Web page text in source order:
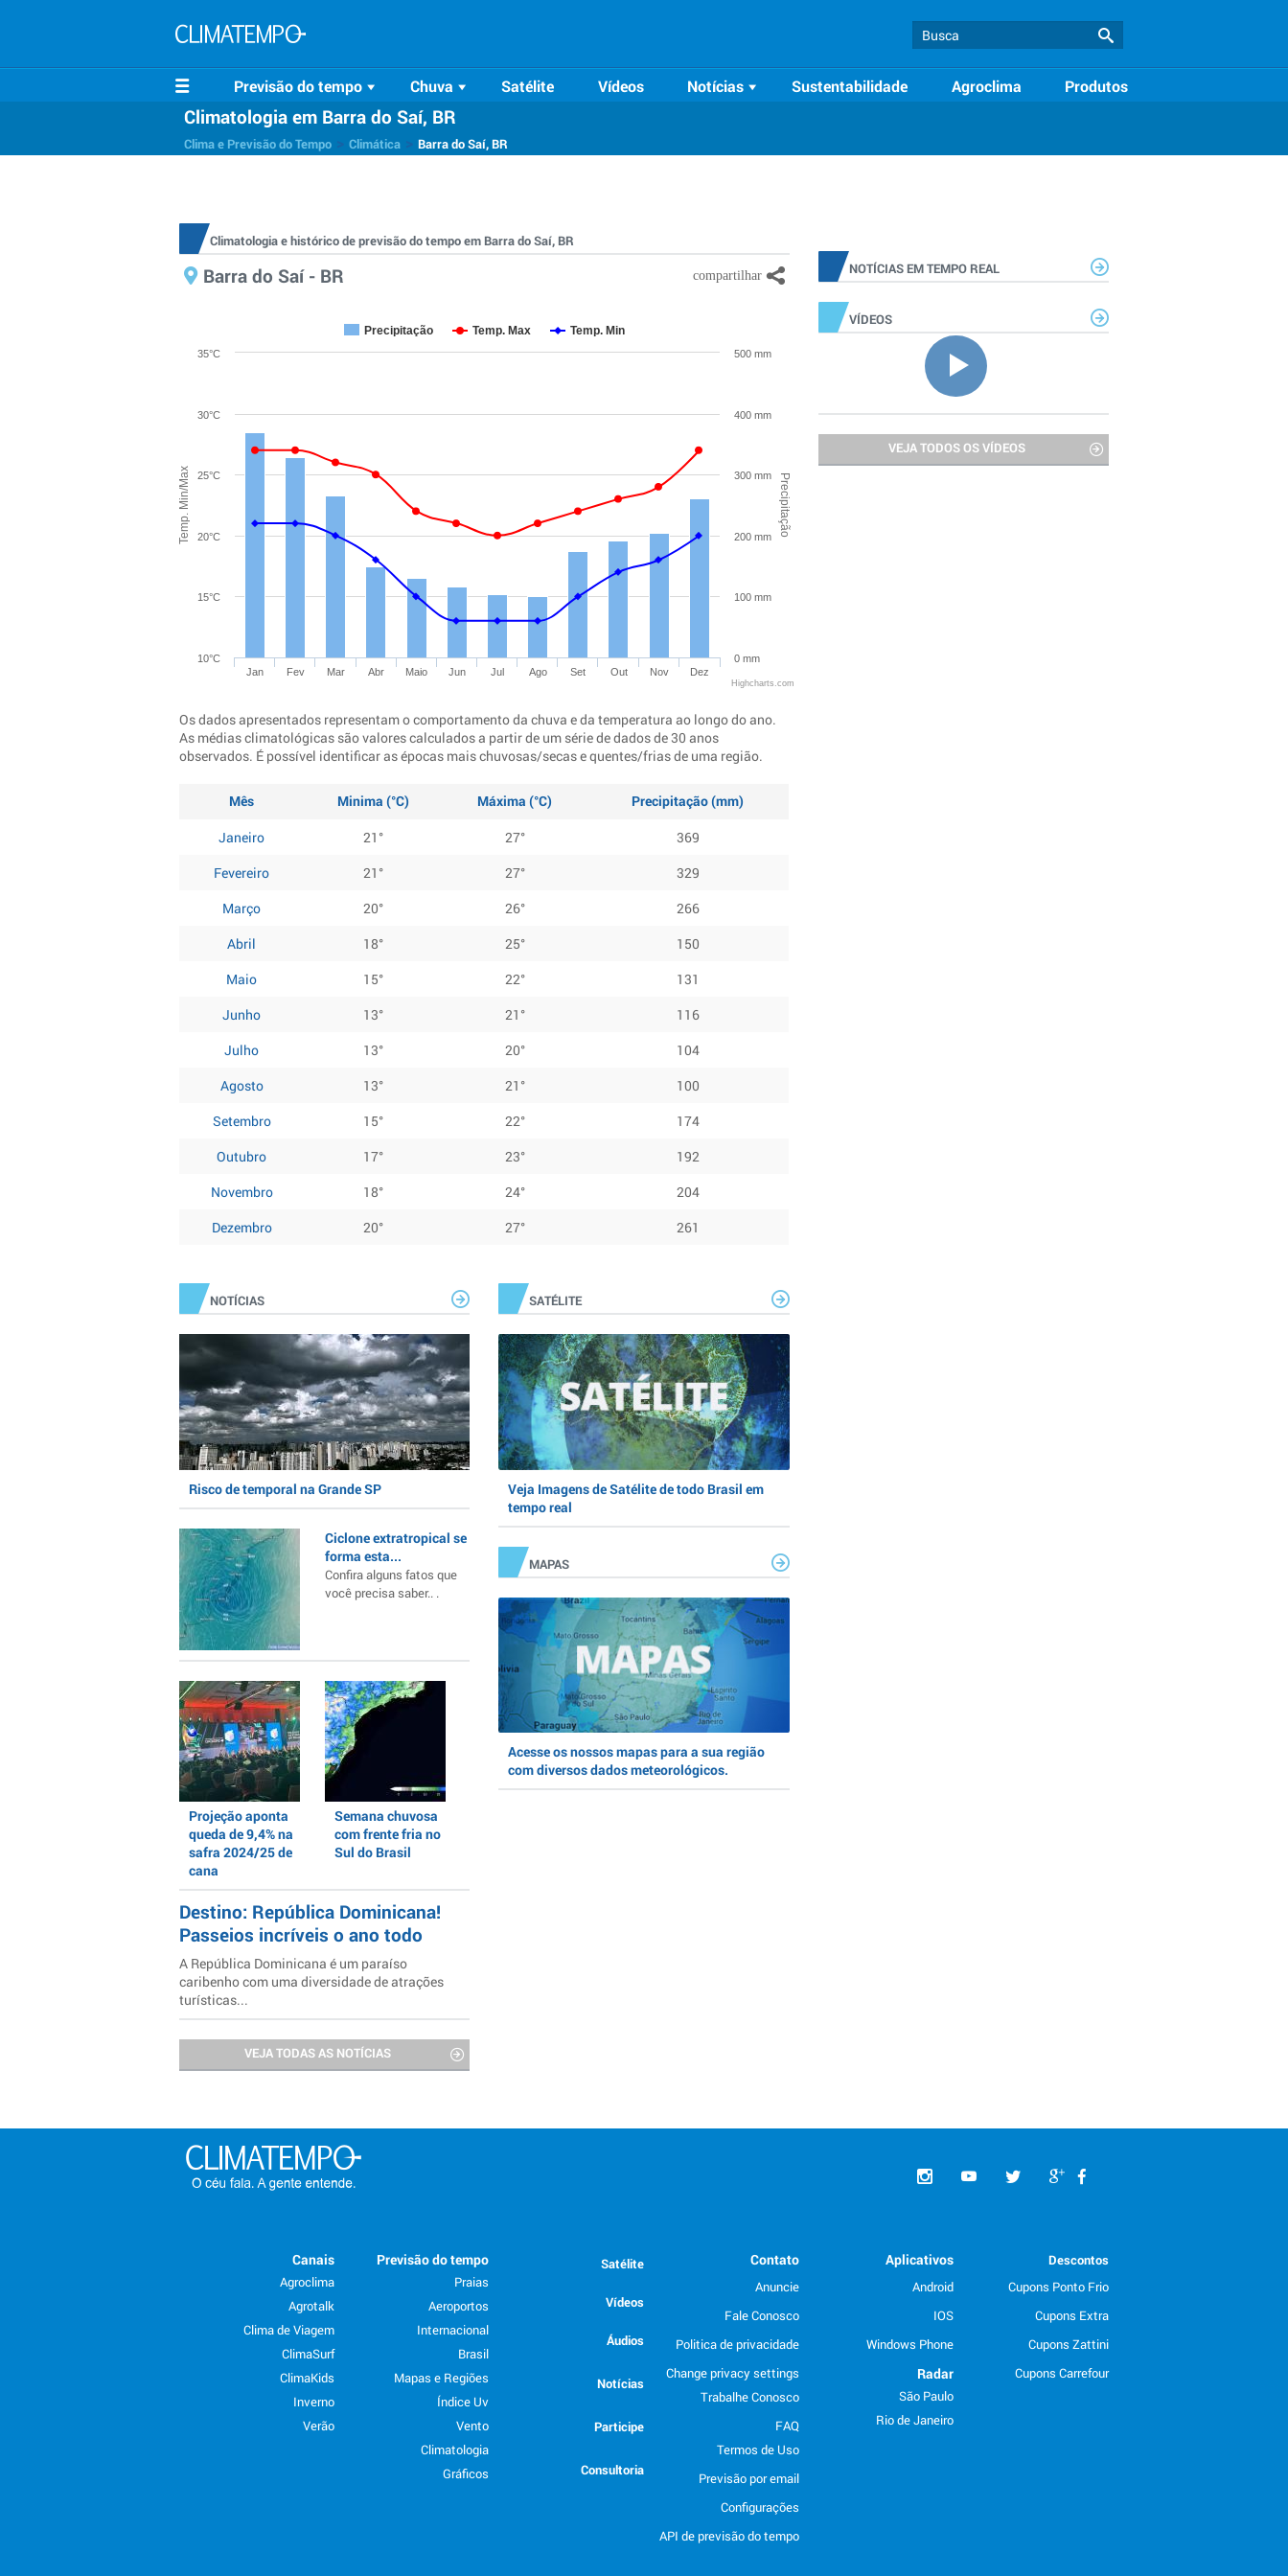
Previsão do tempo Chuva Satélite Vídeos Notícias Sustentabilidade Agroclima Produtos
Climatologia em Barra do Saí, BR
Clima e Previsão do Tempo Climática Barra do Saí, BR
Climatologia e histórico de previsão do tempo em Barra do Saí, BR
Barra do Saí - BR
Temp. Min/Max Precipitação
Precipitação Temp. Max Temp. Min
Jan Fev Mar Abr Maio Jun Jul Ago Set Out Nov Dez
10°C
15°C
20°C
25°C
30°C
35°C
0 mm
100 mm
200 mm
300 mm
400 mm
500 mm
Highcharts.com
Os dados apresentados representam o comportamento da chuva e da temperatura ao longo do ano.
As médias climatológicas são valores calculados a partir de um série de dados de 30 anos
observados. É possível identificar as épocas mais chuvosas/secas e quentes/frias de uma região.
Mês Minima (°C) Máxima (°C)
Precipitação (mm)
Janeiro
21° 27°
369
Fevereiro
21° 27°
329
Março
20° 26°
266
Abril
18° 25°
150
Maio
15° 22°
131
Junho
13° 21°
116
Julho
13° 20°
104
Agosto
13° 21°
100
Setembro
15° 22°
174
Outubro
17° 23°
192
Novembro
18° 24°
204
Dezembro
20° 27° 261
NOTÍCIAS EM TEMPO REAL
VÍDEOS
VEJA TODOS OS VÍDEOS
NOTÍCIAS
Risco de temporal na Grande SP
Ciclone extratropical se
forma esta...
Confira alguns fatos que
você precisa saber.. .
Projeção aponta
queda de 9,4% na
safra 2024/25 de
cana
Semana chuvosa
com frente fria no
Sul do Brasil
Destino: República Dominicana!
Passeios incríveis o ano todo
A República Dominicana é um paraíso
caribenho com uma diversidade de atrações
turísticas...
VEJA TODAS AS NOTÍCIAS
SATÉLITE
Veja Imagens de Satélite de todo Brasil em
tempo real
MAPAS
Acesse os nossos mapas para a sua região
com diversos dados meteorológicos.
Descontos
Cupons Ponto Frio
Cupons Extra
Cupons Zattini
Cupons Carrefour
Aplicativos
Android
IOS
Windows Phone
Radar
São Paulo
Rio de Janeiro
Contato
Anuncie
Fale Conosco
Politica de privacidade
Change privacy settings
Trabalhe Conosco
FAQ
Termos de Uso
Previsão por email
Configurações
API de previsão do tempo
Satélite
Vídeos
Áudios
Notícias
Participe
Consultoria
Previsão do tempo
Praias
Aeroportos
Internacional
Brasil
Mapas e Regiões
Índice Uv
Vento
Climatologia
Gráficos
Canais
Agroclima
Agrotalk
Clima de Viagem
ClimaSurf
ClimaKids
Inverno
Verão